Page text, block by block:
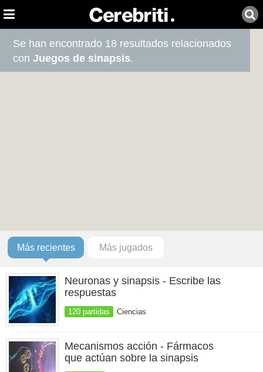
Se han encontrado 18 resultados relacionados
conJuegos de sinapsis.
Más recientes Más jugados
Neuronas y sinapsis - Escribe las
respuestas
120 partidas Ciencias
Mecanismos acción - Fármacos
que actúan sobre la sinapsis